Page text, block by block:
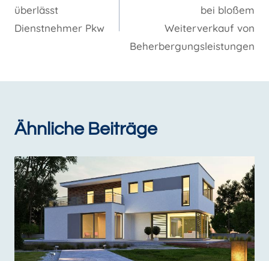
überlässt
Dienstnehmer Pkw
bei bloßem
Weiterverkauf von
Beherbergungsleistungen
Ähnliche Beiträge